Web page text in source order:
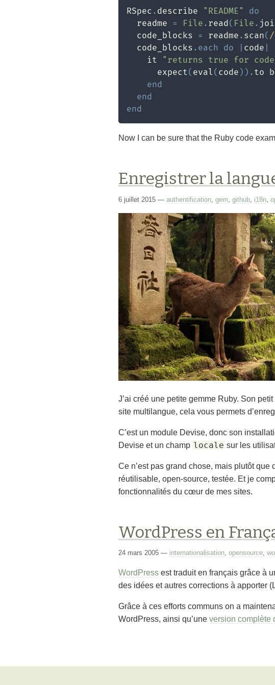
RSpec . describe "README"
do
  readme
= File . read( File .
  code_blocks
= readme . scan(
  code_blocks
. each do code
    it
"returns true for code
      expect
( eval ( code ) ) . to
end
end
end
Now I can be sure that the Ruby code
Enregistrer la
6 juillet 2015 — authentification gem github i18n
J’ai créé une petite gemme Ruby. Son petit
site multilangue, cela vous permets
C’est un module Devise, donc son
Devise et un champ locale sur les
Ce n’est pas grand chose, mais plutôt
réutilisable, open-source, testée. Et je
fonctionnalités du cœur de mes sites.
WordPress en
24 mars 2005 — internationalisation, opensource,
WordPress est traduit en français grâce à
des idées et autres corrections à apporter
Grâce à ces efforts communs on a
WordPress, ainsi qu’une version complète